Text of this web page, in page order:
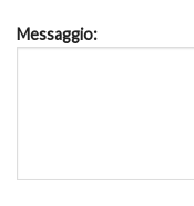
Messaggio: